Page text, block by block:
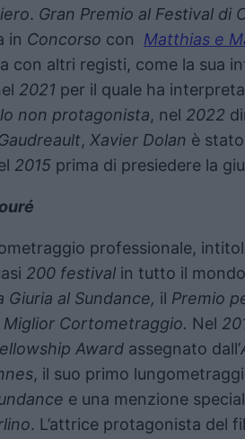
. Gran Premio al Festival di
in Concorso con Matthias e
con altri registi, come la sua
2021 per il quale ha
non protagonista, nel 2022
, Xavier Dolan è
2015 prima di presiedere la
professionale,
200 festival in tutto il
Giuria al Sundance, il Premio
Miglior Cortometraggio. Nel
Award assegnato dall’
, il suo primo
e una menzione
. L’attrice protagonista del